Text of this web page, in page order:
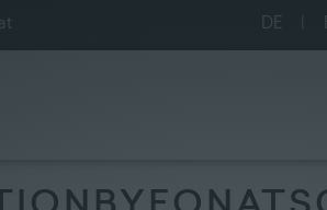
DE